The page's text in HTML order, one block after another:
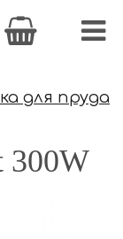
для пруда
300W